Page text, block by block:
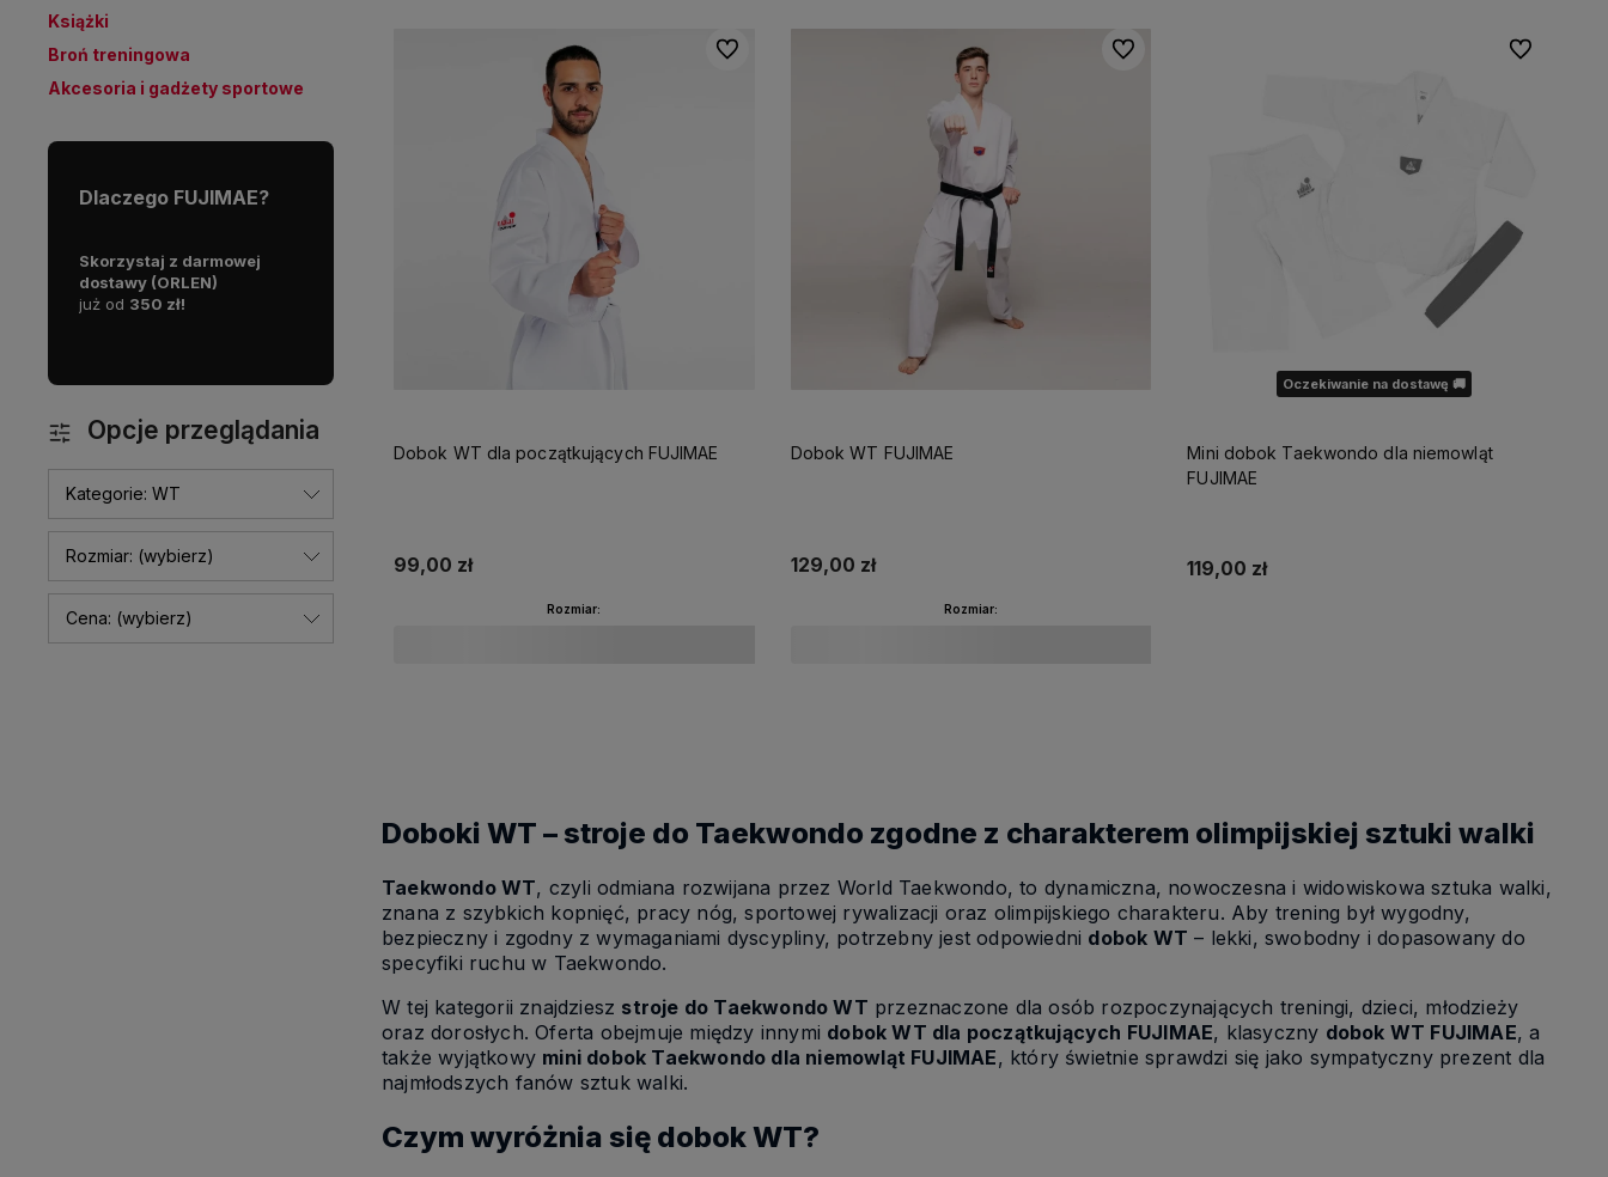
Książki
Broń treningowa
Akcesoria i gadżety sportowe
Dlaczego FUJIMAE?
Skorzystaj z darmowej
dostawy (ORLEN)
już od 350 zł!
Posiadamy stale poszerzany
asortyment
aktualnie ponad 800
produktów
Opcje przeglądania
Kategorie: WT
Rozmiar: (wybierz)
Cena: (wybierz)
Dobok WT dla początkujących FUJIMAE
99,00 zł
Rozmiar:
Do ulubionych
Dobok WT FUJIMAE
129,00 zł
Rozmiar:
Do ulubionych
Oczekiwanie na dostawę 🚚
Mini dobok Taekwondo dla niemowląt
FUJIMAE
119,00 zł
Do ulubionych
Doboki WT – stroje do Taekwondo zgodne z charakterem olimpijskiej sztuki walki
Taekwondo WT, czyli odmiana rozwijana przez World Taekwondo, to dynamiczna, nowoczesna i widowiskowa sztuka walki,
znana z szybkich kopnięć, pracy nóg, sportowej rywalizacji oraz olimpijskiego charakteru. Aby trening był wygodny,
bezpieczny i zgodny z wymaganiami dyscypliny, potrzebny jest odpowiedni dobok WT – lekki, swobodny i dopasowany do
specyfiki ruchu w Taekwondo.
W tej kategorii znajdziesz stroje do Taekwondo WT przeznaczone dla osób rozpoczynających treningi, dzieci, młodzieży
oraz dorosłych. Oferta obejmuje między innymi dobok WT dla początkujących FUJIMAE, klasyczny dobok WT FUJIMAE, a
także wyjątkowy mini dobok Taekwondo dla niemowląt FUJIMAE, który świetnie sprawdzi się jako sympatyczny prezent dla
najmłodszych fanów sztuk walki.
Czym wyróżnia się dobok WT?